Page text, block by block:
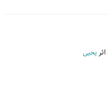
اثریحیی